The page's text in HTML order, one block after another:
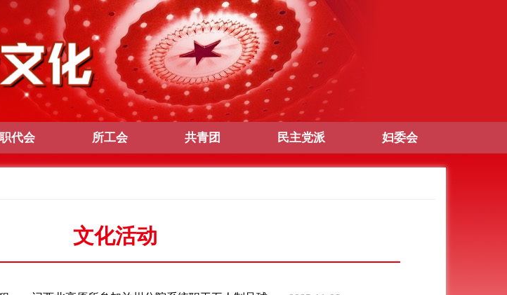
职代会 所工会 共青团 民主党派 妇委会
文化活动